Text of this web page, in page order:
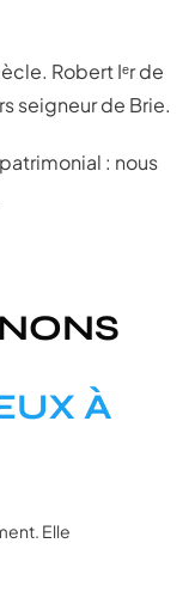
Robert Iᵉr de
seigneur de Brie.
: nous
À
Elle